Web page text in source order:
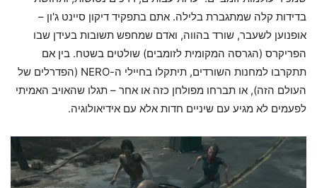
בדידות קלה שמתגברת בלילה. אתם בתפקיד דיקון סיינט ג'ון –
אופנוען לשעבר, שורד בהווה, ואדם שמחפש תשובות בעידן שבו
הפריקרס (הגרסה המקומית לזומבים) שולטים בשטח. בין אם
תתקרבו למחנות השורדים, תיתקלו בחיילי ה-NERO (הפדרלים של
העולם הזה), או תברחו מפולחן כזה או אחר – תגלו שהאויב האמיתי
לפעמים לא מגיע עם שיניים חדות אלא עם אידיאולוגיה.